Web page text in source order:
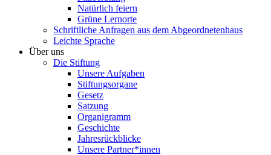
Natürlich feiern
Grüne Lernorte
Schriftliche Anfragen aus dem Abgeordnetenhaus
Leichte Sprache
Über uns
Die Stiftung
Unsere Aufgaben
Stiftungsorgane
Gesetz
Satzung
Organigramm
Geschichte
Jahresrückblicke
Unsere Partner*innen